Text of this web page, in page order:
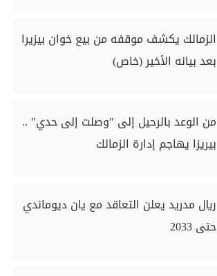
الزمالك يكشف موقفه من بيع خوان بيزيرا
بعد بيانه الأخير (خاص)
من الوعد بالرحيل إلى "وصلت إلى حدي" ..
بيريزا يهاجم إدارة الزمالك
ريال مدريد يعلن التعاقد مع يان ديوماندي
حتى 2033